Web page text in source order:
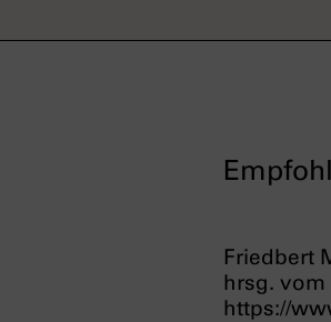
Friedbert
hrsg. vom
https://